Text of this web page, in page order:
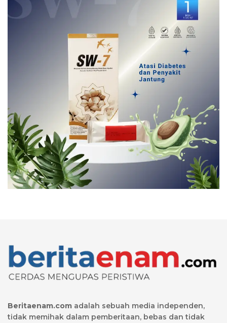
Beritaenam.com adalah sebuah media independen,
tidak memihak dalam pemberitaan, bebas dan tidak